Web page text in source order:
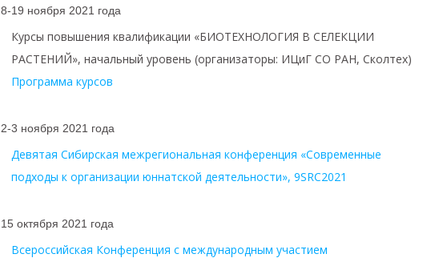
8-19 ноября 2021 года
Курсы повышения квалификации «БИОТЕХНОЛОГИЯ В СЕЛЕКЦИИ
РАСТЕНИЙ», начальный уровень (организаторы: ИЦиГ СО РАН, Сколтех)
Программа курсов
2-3 ноября 2021 года
Девятая Сибирская межрегиональная конференция «Современные
подходы к организации юннатской деятельности», 9SRC2021
15 октября 2021 года
Всероссийская Конференция с международным участием